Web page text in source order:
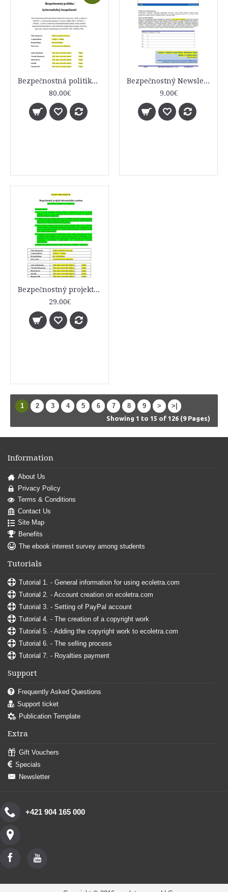
Bezpečnostná politika kybernetickej bezpečnosti
80.00€
Bezpečnostný Newsletter - vzor dokumentu
9.00€
Bezpečnostný projekt informačného systému (základný vzor)
29.00€
1 2 3 4 5 6 7 8 9 > >|
Showing 1 to 15 of 126 (9 Pages)
Information
About Us
Privacy Policy
Terms & Conditions
Contact Us
Site Map
Benefits
The ebook interest survey among students
Tutorials
Tutorial 1. - General information for using ecoletra.com
Tutorial 2. - Account creation on ecoletra.com
Tutorial 3. - Setting of PayPal account
Tutorial 4. - The creation of a copyright work
Tutorial 5. - Adding the copyright work to ecoletra.com
Tutorial 6. - The selling process
Tutorial 7. - Royalties payment
Support
Frequently Asked Questions
Support ticket
Publication Template
Extra
Gift Vouchers
Specials
Newsletter
+421 904 165 000